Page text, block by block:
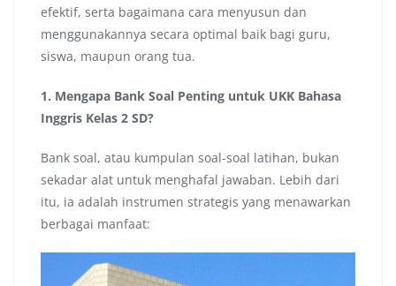
efektif, serta bagaimana cara menyusun dan
menggunakannya secara optimal baik bagi guru,
siswa, maupun orang tua.
1. Mengapa Bank Soal Penting untuk UKK Bahasa
Inggris Kelas 2 SD?
Bank soal, atau kumpulan soal-soal latihan, bukan
sekadar alat untuk menghafal jawaban. Lebih dari
itu, ia adalah instrumen strategis yang menawarkan
berbagai manfaat: